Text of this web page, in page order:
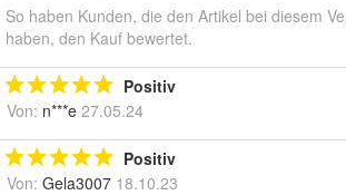
So haben Kunden, die den Artikel bei diesem
haben, den Kauf bewertet.
Positiv
Von: n***e 27.05.24
Positiv
Von: Gela3007 18.10.23